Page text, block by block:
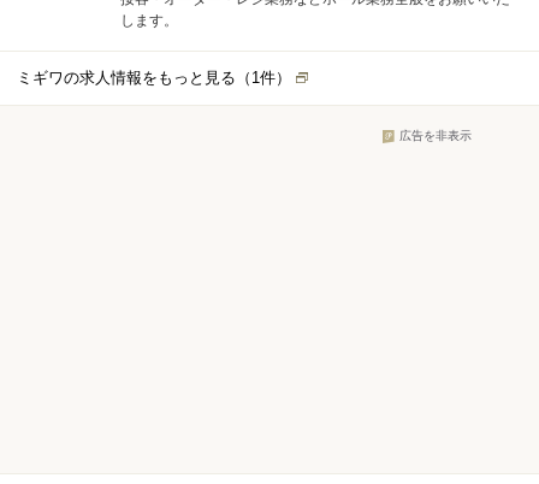
します。
ミギワの求人情報をもっと見る（ 1件）
広告を非表示